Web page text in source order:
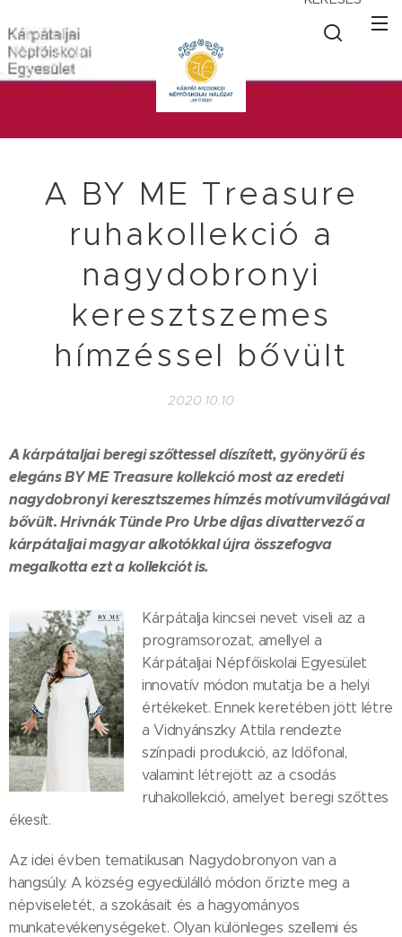
A BY ME Treasure
ruhakollekció a
nagydobronyi
keresztszemes
hímzéssel bővült
2020.10.10
A kárpátaljai beregi szőttessel díszített, gyönyörű és
elegáns BY ME Treasure kollekció most az eredeti
nagydobronyi keresztszemes hímzés motívumvilágával
bővült.Hrivnák Tünde Pro Urbe díjas divattervező a
kárpátaljai magyar alkotókkal újra összefogva
megalkotta ezt a kollekciót is.
Kárpátalja kincsei nevet viseli az a
programsorozat, amellyel a
Kárpátaljai Népfőiskolai Egyesület
innovatív módon mutatja be a helyi
értékeket. Ennek keretében jött létre
a Vidnyánszky Attila rendezte
színpadi produkció, az Időfonal,
valamint létrejött az a csodás
ruhakollekció, amelyet beregi szőttes
ékesít.
Az idei évben tematikusan Nagydobronyon van a
hangsúly. A község egyedülálló módon őrizte meg a
népviseletét, a szokásait és a hagyományos
munkatevékenységeket. Olyan különleges szellemi és